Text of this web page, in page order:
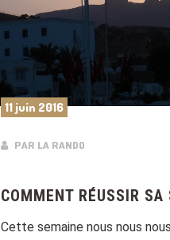
11 juin 2016
PAR LA RANDO
COMMENT RÉUSSIR SA
Cette semaine nous nous